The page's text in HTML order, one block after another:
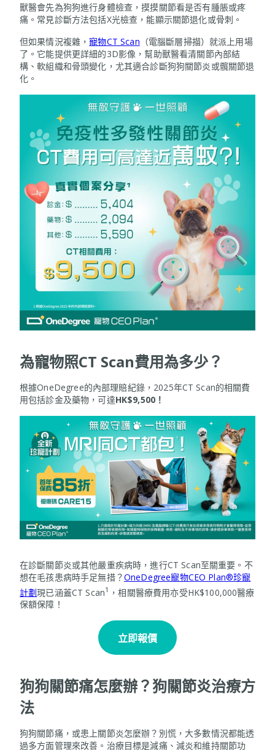
獸醫會先為狗狗進行身體檢查，摸摸關節看是否有腫脹或疼
痛。常見診斷方法包括X光檢查，能顯示關節退化或骨刺。
但如果情況複雜，寵物CT Scan （電腦斷層掃描）就派上用場
了。它能提供更詳細的3D影像，幫助獸醫看清關節內部結
構、軟組織和骨頭變化，尤其適合診斷狗狗關節炎或髖關節退
化。
為寵物照CT Scan費用為多少？
根據OneDegree的內部理賠紀錄，2025年CT Scan的相關費
用包括診金及藥物，可達HK$9,500！
在診斷關節炎或其他嚴重疾病時，進行CT Scan至關重要。不
想在毛孩患病時手足無措？OneDegree寵物CEO Plan®珍寵
計劃現已涵蓋CT Scan1 ，相關醫療費用亦受HK$100,000醫療
保額保障！
立即報價
狗狗關節痛怎麼辦？狗關節炎治療方
法
狗狗關節痛，或患上關節炎怎麼辦？別慌，大多數情況都能透
過多方面管理來改善。治療目標是減痛、減炎和維持關節功